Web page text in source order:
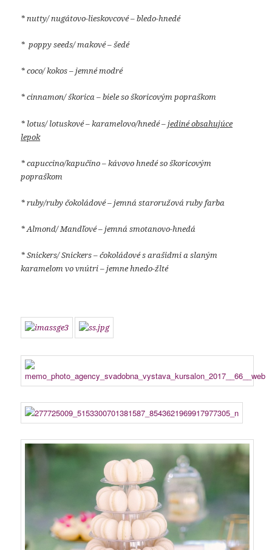
* nutty/ nugátovo-lieskovcové – bledo-hnedé
* poppy seeds/ makové – šedé
* coco/ kokos – jemné modré
* cinnamon/ škorica – biele so škoricovým popraškom
* lotus/ lotuskové – karamelovo/hnedé –jediné obsahujúce
lepok
* capuccino/kapučíno – kávovo hnedé so škoricovým
popraškom
* ruby/ruby čokoládové – jemná staroružová ruby farba
* Almond/ Mandľové – jemná smotanovo-hnedá
* Snickers/ Snickers – čokoládové s arašidmi a slaným
karamelom vo vnútri – jemne hnedo-žlté